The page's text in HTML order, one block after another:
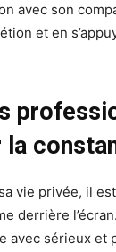
avec son
et en
la
vie privée, il
derrière
avec sérieux et